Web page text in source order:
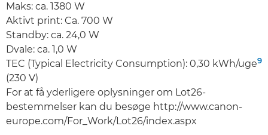
Maks: ca. 1380 W
Aktivt print: Ca. 700 W
Standby: ca. 24,0 W
Dvale: ca. 1,0 W
TEC (Typical Electricity Consumption): 0,30 kWh/uge9
(230 V)
For at få yderligere oplysninger om Lot26-
bestemmelser kan du besøge http://www.canon-
europe.com/For_Work/Lot26/index.aspx